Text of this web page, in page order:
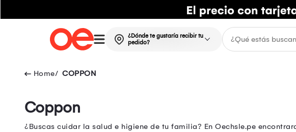
¿Dónde te gustaría recibir tu
pedido?
COPPON
Coppon
¿Buscas cuidar la salud e higiene de tu familia? En Oechsle.pe